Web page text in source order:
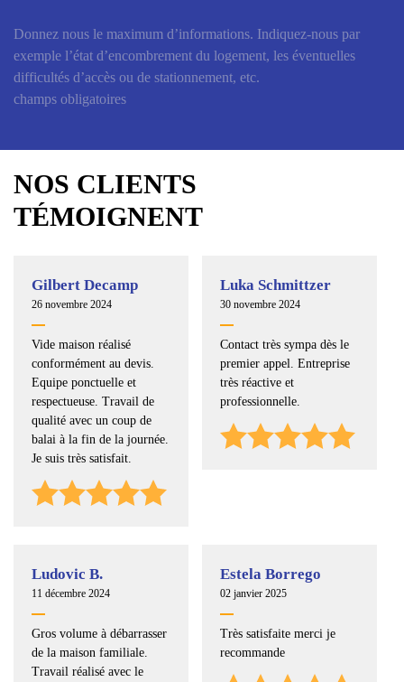
Donnez nous le maximum d’informations. Indiquez-nous par
exemple l’état d’encombrement du logement, les éventuelles
difficultés d’accès ou de stationnement, etc.
champs obligatoires
NOS CLIENTS
TÉMOIGNENT
Gilbert Decamp
26 novembre 2024
Vide maison réalisé
conformément au devis.
Equipe ponctuelle et
respectueuse. Travail de
qualité avec un coup de
balai à la fin de la journée.
Je suis très satisfait.
Luka Schmittzer
30 novembre 2024
Contact très sympa dès le
premier appel. Entreprise
très réactive et
professionnelle.
Ludovic B.
11 décembre 2024
Gros volume à débarrasser
de la maison familiale.
Travail réalisé avec le
Estela Borrego
02 janvier 2025
Très satisfaite merci je
recommande